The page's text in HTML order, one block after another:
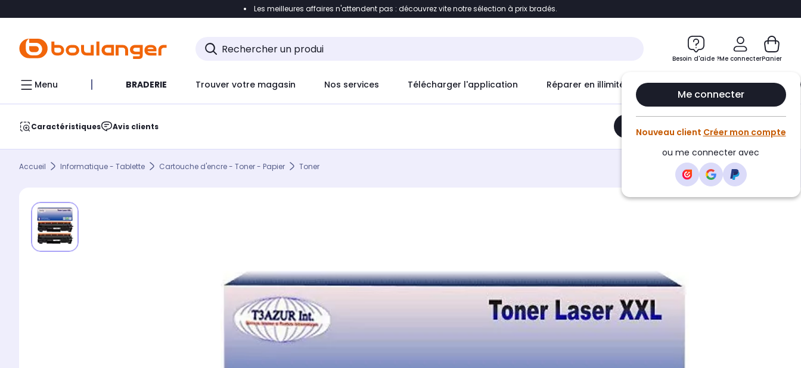
Accéder directement au contenu Accéder directement au pied de page Accéder directement au chatbot
Les meilleures affaires n'attendent pas : découvrez vite notre sélection à prix bradés.
Besoin d'aide ?Me connecter
Me connecter
Nouveau client Créer mon compte
ou me connecter avec
Panier
Menu BRADERIE Trouver votre magasin Nos services Télécharger l'application Réparer en illimité avec Le Club Infinity
Caractéristiques Avis clients Ajouter au panier
Accueil Informatique - Tablette Cartouche d'encre - Toner - Papier Toner